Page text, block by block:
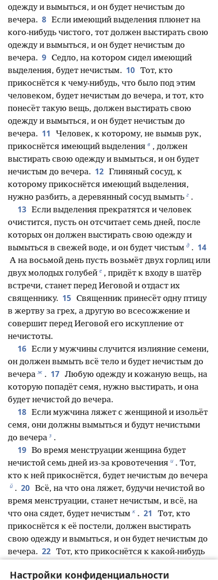
Настройки конфиденциальности
одежду и вымыться, и он будет нечистым до
вечера. 8 Если имеющий выделения плюнет на
кого-нибудь чистого, тот должен выстирать свою
одежду и вымыться, и он будет нечистым до
вечера. 9 Седло, на котором сидел имеющий
выделения, будет нечистым. 10 Тот, кто
прикоснётся к чему-нибудь, что было под этим
человеком, будет нечистым до вечера, и тот, кто
понесёт такую вещь, должен выстирать свою
одежду и вымыться, и он будет нечистым до
вечера. 11
Человек, к которому, не вымыв рук,
прикоснётся имеющий выделения в , должен
выстирать свою одежду и вымыться, и он будет
нечистым до вечера. 12 Глиняный сосуд, к
которому прикоснётся имеющий выделения,
нужно разбить, а деревянный сосуд вымыть г .
13 Если выделения прекратятся и человек
очистится, пусть он отсчитает семь дней, после
которых он должен выстирать свою одежду и
вымыться в свежей воде, и он будет чистым д . 14
А на восьмой день пусть возьмёт двух горлиц или
двух молодых голубей е , придёт к входу в шатёр
встречи, станет перед Иеговой и отдаст их
священнику. 15 Священник принесёт одну птицу
в жертву за грех, а другую во всесожжение и
совершит перед Иеговой его искупление от
нечистоты.
16 Если у мужчины случится излияние семени,
он должен вымыть всё тело и будет нечистым до
вечера ж . 17 Любую одежду и кожаную вещь, на
которую попадёт семя, нужно выстирать, и она
будет нечистой до вечера.
18 Если мужчина ляжет с женщиной и изольёт
семя, они должны вымыться и будут нечистыми
до вечера з .
19 Во время менструации женщина будет
нечистой семь дней из-за кровотечения и . Тот,
кто к ней прикоснётся, будет нечистым до вечера
й . 20 Всё, на что она ляжет, будучи нечистой во
время менструации, станет нечистым, и всё, на
что она сядет, будет нечистым к . 21
Тот, кто
прикоснётся к её постели, должен выстирать
свою одежду и вымыться, и он будет нечистым до
вечера. 22 Тот, кто прикоснётся к какой-нибудь
свою одежду и вымыться, и он будет нечистым до